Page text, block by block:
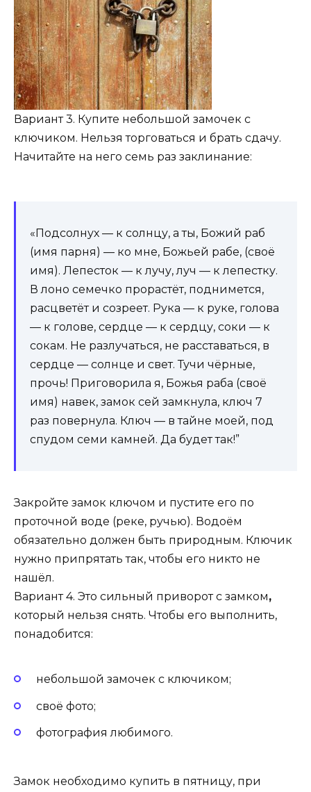
Вариант 3. Купите небольшой замочек с
ключиком. Нельзя торговаться и брать сдачу.
Начитайте на него семь раз заклинание:
«Подсолнух — к солнцу, а ты, Божий раб
(имя парня) — ко мне, Божьей рабе, (своё
имя). Лепесток — к лучу, луч — к лепестку.
В лоно семечко прорастёт, поднимется,
расцветёт и созреет. Рука — к руке, голова
— к голове, сердце — к сердцу, соки — к
сокам. Не разлучаться, не расставаться, в
сердце — солнце и свет. Тучи чёрные,
прочь! Приговорила я, Божья раба (своё
имя) навек, замок сей замкнула, ключ 7
раз повернула. Ключ — в тайне моей, под
спудом семи камней. Да будет так!”
Закройте замок ключом и пустите его по
проточной воде (реке, ручью). Водоём
обязательно должен быть природным. Ключик
нужно припрятать так, чтобы его никто не
нашёл.
Вариант 4. Это сильный приворот с замком,
который нельзя снять. Чтобы его выполнить,
понадобится:
небольшой замочек с ключиком;
своё фото;
фотография любимого.
Замок необходимо купить в пятницу, при